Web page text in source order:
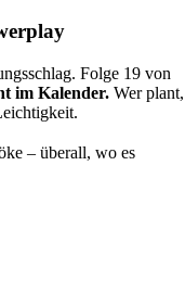
Folge 19 von
im Kalender. Wer plant,
– überall, wo es